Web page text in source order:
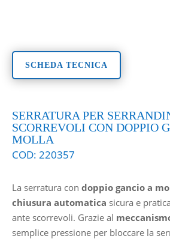
SCHEDA TECNICA
SERRATURA PER
SCORREVOLI CON DOPPIO
MOLLA
COD: 220357
La serratura con doppio gancio a
chiusura automatica sicura e
ante scorrevoli. Grazie al
semplice pressione per bloccare la